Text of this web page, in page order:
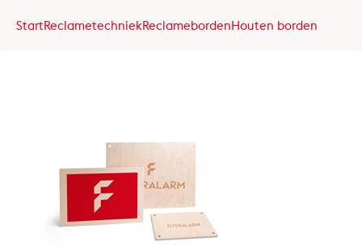
StartReclametechniekReclamebordenHouten borden